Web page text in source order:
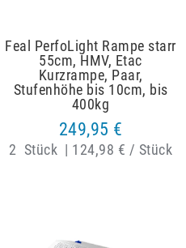
Feal PerfoLight Rampe starr
55cm, HMV, Etac
Kurzrampe, Paar,
Stufenhöhe bis 10cm, bis
400kg
249,95 €
2 Stück | 124,98 € / Stück